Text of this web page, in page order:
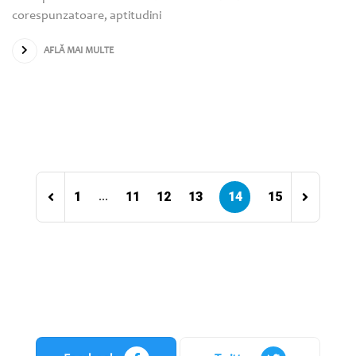
corespunzatoare, aptitudini
AFLĂ MAI MULTE
1 ... 11 12 13 14 15